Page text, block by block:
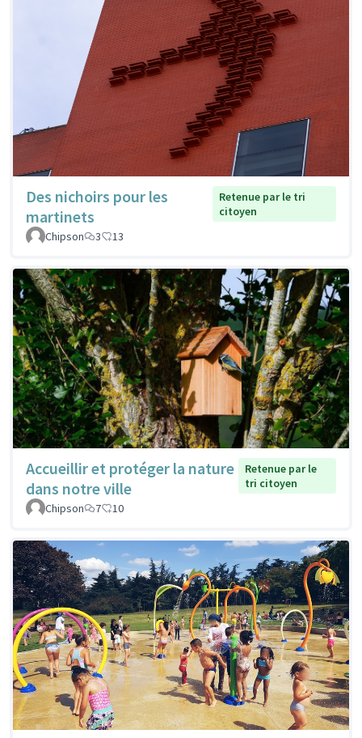
Des nichoirs pour les
martinets
Retenue par le tri
citoyen
Chipson
3 13
Accueillir et protéger la nature
dans notre ville
Retenue par le
tri citoyen
Chipson
7 10